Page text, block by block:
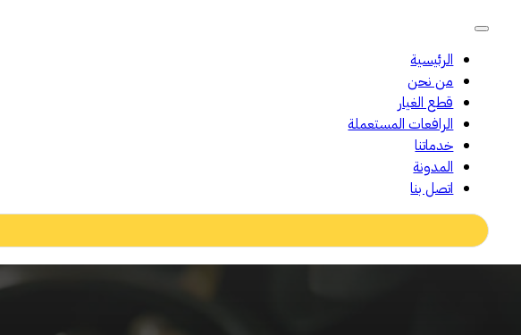
الرئيسية
من نحن
قطع الغيار
الرافعات المستعملة
خدماتنا
المدونة
اتصل بنا
Search
...